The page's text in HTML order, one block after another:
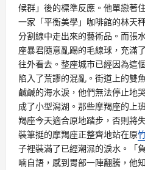
候群」後的標準反應。他單戀著
一家「平衡美學」咖啡館的林天
分割線中走出來的藝術品。而張
座暴君隨意亂踢的毛線球，充滿
往外看去。整座城市已經因為這
陷入了荒謬的混亂。街道上的雙
鹹鹹的海水淚，他們無法停止地
成了小型潟湖。那些摩羯座的上
羯座今天適合原地踏步，否則將
裝筆挺的摩羯座正整齊地站在原
子裡裝滿了已經潮濕的淚水。「
喃自語，感到胃部一陣翻騰，他